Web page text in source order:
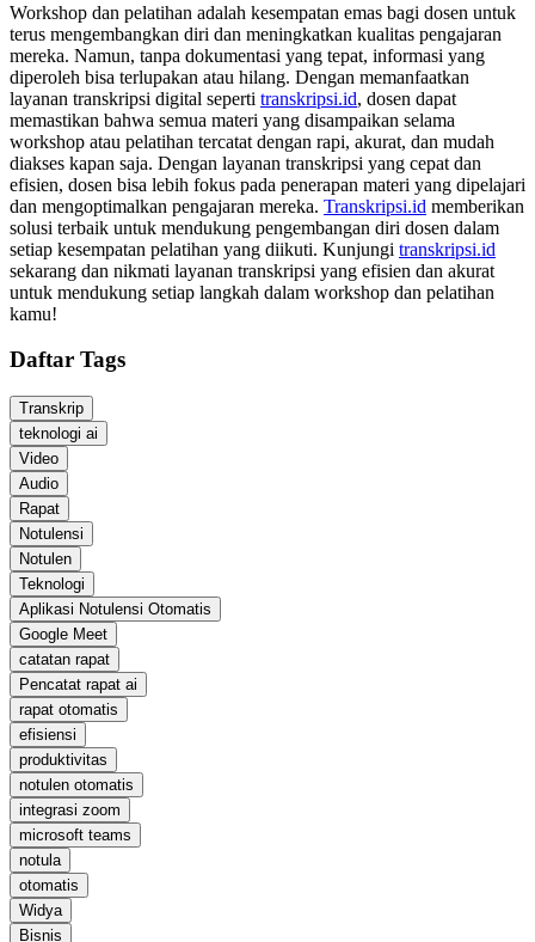
Workshop dan pelatihan adalah kesempatan emas bagi dosen untuk
terus mengembangkan diri dan meningkatkan kualitas pengajaran
mereka. Namun, tanpa dokumentasi yang tepat, informasi yang
diperoleh bisa terlupakan atau hilang. Dengan memanfaatkan
layanan transkripsi digital seperti transkripsi.id, dosen dapat
memastikan bahwa semua materi yang disampaikan selama
workshop atau pelatihan tercatat dengan rapi, akurat, dan mudah
diakses kapan saja. Dengan layanan transkripsi yang cepat dan
efisien, dosen bisa lebih fokus pada penerapan materi yang dipelajari
dan mengoptimalkan pengajaran mereka. Transkripsi.id memberikan
solusi terbaik untuk mendukung pengembangan diri dosen dalam
setiap kesempatan pelatihan yang diikuti. Kunjungi transkripsi.id
sekarang dan nikmati layanan transkripsi yang efisien dan akurat
untuk mendukung setiap langkah dalam workshop dan pelatihan
kamu!
Daftar Tags
Transkrip
teknologi ai
Video
Audio
Rapat
Notulensi
Notulen
Teknologi
Aplikasi Notulensi Otomatis
Google Meet
catatan rapat
Pencatat rapat ai
rapat otomatis
efisiensi
produktivitas
notulen otomatis
integrasi zoom
microsoft teams
notula
otomatis
Widya
Bisnis